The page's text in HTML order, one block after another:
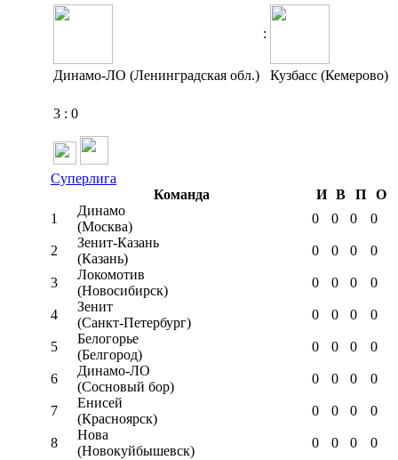
:
Динамо-ЛО (Ленинградская обл.) Кузбасс (Кемерово)
3 : 0
Суперлига
Команда
И В П
О
1
Динамо
(Москва)
0 0 0 0
2
Зенит-Казань
(Казань)
0 0 0 0
3
Локомотив
(Новосибирск)
0 0 0 0
4
Зенит
(Санкт-Петербург)
0 0 0 0
5
Белогорье
(Белгород)
0 0 0 0
6
Динамо-ЛО
(Сосновый бор)
0 0 0 0
7
Енисей
(Красноярск)
0 0 0 0
8
Нова
(Новокуйбышевск)
0 0 0 0